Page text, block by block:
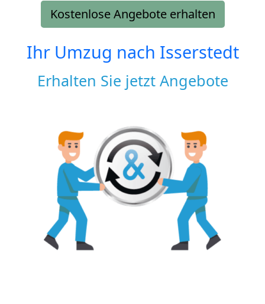
Kostenlose Angebote erhalten
Ihr Umzug nach Isserstedt
Erhalten Sie jetzt Angebote